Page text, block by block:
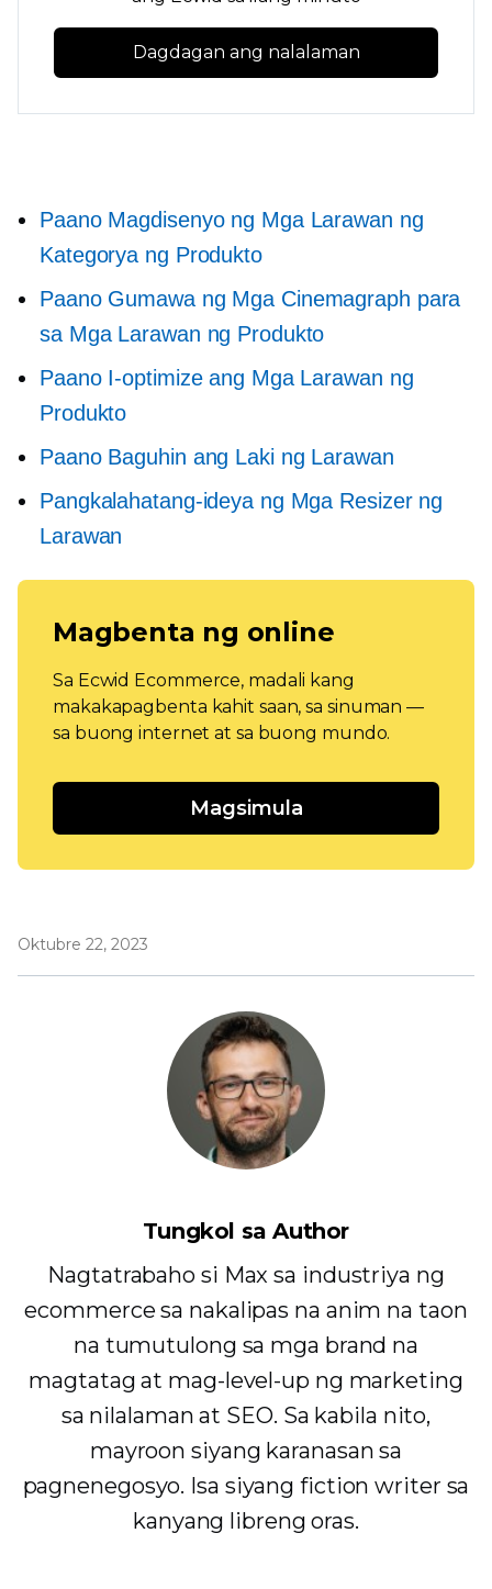
Dagdagan ang nalalaman
Paano Magdisenyo ng Mga Larawan ng
Kategorya ng Produkto
Paano Gumawa ng Mga Cinemagraph para
sa Mga Larawan ng Produkto
Paano I-optimize ang Mga Larawan ng
Produkto
Paano Baguhin ang Laki ng Larawan
Pangkalahatang-ideya ng Mga Resizer ng
Larawan
Magbenta ng online
Sa Ecwid Ecommerce, madali kang
makakapagbenta kahit saan, sa sinuman —
sa buong internet at sa buong mundo.
Magsimula
Oktubre 22, 2023
Tungkol sa Author
Nagtatrabaho si Max sa industriya ng
ecommerce sa nakalipas na anim na taon
na tumutulong sa mga brand na
magtatag at mag-level-up ng marketing
sa nilalaman at SEO. Sa kabila nito,
mayroon siyang karanasan sa
pagnenegosyo. Isa siyang fiction writer sa
kanyang libreng oras.